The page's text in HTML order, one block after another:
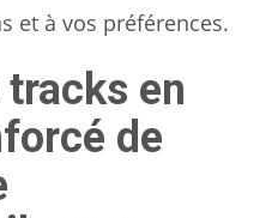
et à vos préférences.
tracks en
de